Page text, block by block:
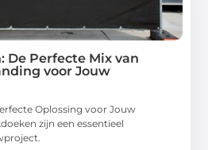
De Perfecte Mix van
voor Jouw
Oplossing voor Jouw
zijn een essentieel